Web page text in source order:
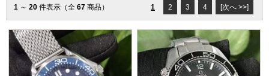
1 ～ 20 件表示（全 67 商品） 1 2 3 4 [次へ >>]